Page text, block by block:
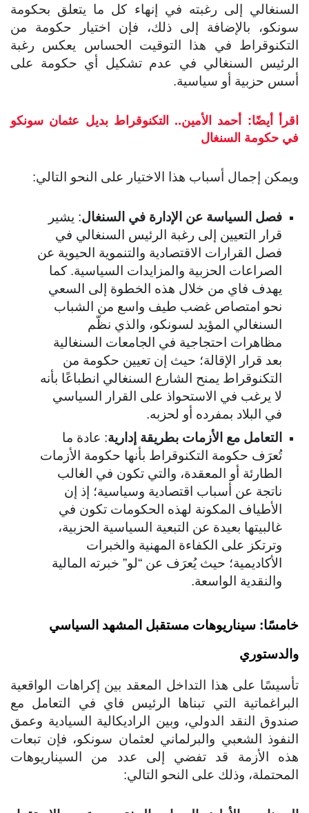
إلى رغبته في إنهاء كل ما يتعلق بحكومة
بالإضافة إلى ذلك، فإن اختيار حكومة من
في هذا التوقيت الحساس يعكس رغبة
السنغالي في عدم تشكيل أي حكومة على
حزبية أو سياسية.
أيضًا: أحمد الأمين.. التكنوقراط بديل عثمان سونكو
حكومة السنغال
إجمال أسباب هذا الاختيار على النحو التالي:
فصل السياسة عن الإدارة في السنغال: يشير
قرار التعيين إلى رغبة الرئيس السنغالي في
فصل القرارات الاقتصادية والتنموية الحيوية عن
الصراعات الحزبية والمزايدات السياسية. كما
يهدف فاي من خلال هذه الخطوة إلى السعي
نحو امتصاص غضب طيف واسع من الشباب
السنغالي المؤيد لسونكو، والذي نظّم
مظاهرات احتجاجية في الجامعات السنغالية
بعد قرار الإقالة؛ حيث إن تعيين حكومة من
التكنوقراط يمنح الشارع السنغالي انطباعًا بأنه
لا يرغب في الاستحواذ على القرار السياسي
في البلاد بمفرده أو لحزبه.
التعامل مع الأزمات بطريقة إدارية : عادة ما
تُعرَف حكومة التكنوقراط بأنها حكومة الأزمات
الطارئة أو المعقدة، والتي تكون في الغالب
ناتجة عن أسباب اقتصادية وسياسية؛ إذ إن
الأطياف المكونة لهذه الحكومات تكون في
غالبيتها بعيدة عن التبعية السياسية الحزبية،
وترتكز على الكفاءة المهنية والخبرات
الأكاديمية؛ حيث يُعرَف عن “لو” خبرته المالية
والنقدية الواسعة.
سيناريوهات مستقبل المشهد السياسي
على هذا التداخل المعقد بين إكراهات الواقعية
التي تبناها الرئيس فاي في التعامل مع
النقد الدولي، وبين الراديكالية السيادية وعمق
الشعبي والبرلماني لعثمان سونكو، فإن تبعات
الأزمة قد تفضي إلى عدد من السيناريوهات
وذلك على النحو التالي: